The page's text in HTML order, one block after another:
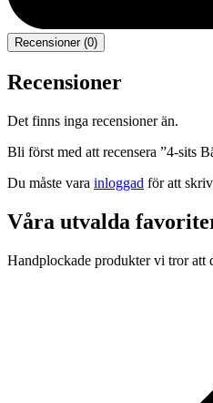
Recensioner (0)
Recensioner
Det finns inga recensioner än.
Bli först med att recensera ”4-sits
Du måste vara inloggad för att
Våra utvalda
Handplockade produkter vi tror att